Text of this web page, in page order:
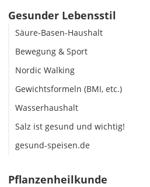
Gesunder Lebensstil
Säure-Basen-Haushalt
Bewegung & Sport
Nordic Walking
Gewichtsformeln (BMI, etc.)
Wasserhaushalt
Salz ist gesund und wichtig!
gesund-speisen.de
Pflanzenheilkunde